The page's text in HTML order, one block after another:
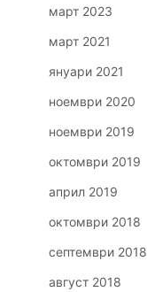
март 2023
март 2021
януари 2021
ноември 2020
ноември 2019
октомври 2019
април 2019
октомври 2018
септември 2018
август 2018